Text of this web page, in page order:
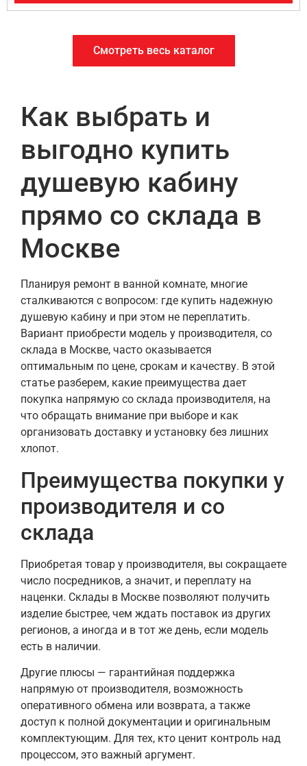
Смотреть весь каталог
Как выбрать и
выгодно купить
душевую кабину
прямо со склада в
Москве
Планируя ремонт в ванной комнате, многие
сталкиваются с вопросом: где купить надежную
душевую кабину и при этом не переплатить.
Вариант приобрести модель у производителя, со
склада в Москве, часто оказывается
оптимальным по цене, срокам и качеству. В этой
статье разберем, какие преимущества дает
покупка напрямую со склада производителя, на
что обращать внимание при выборе и как
организовать доставку и установку без лишних
хлопот.
Преимущества покупки у
производителя и со
склада
Приобретая товар у производителя, вы сокращаете
число посредников, а значит, и переплату на
наценки. Склады в Москве позволяют получить
изделие быстрее, чем ждать поставок из других
регионов, а иногда и в тот же день, если модель
есть в наличии.
Другие плюсы — гарантийная поддержка
напрямую от производителя, возможность
оперативного обмена или возврата, а также
доступ к полной документации и оригинальным
комплектующим. Для тех, кто ценит контроль над
процессом, это важный аргумент.